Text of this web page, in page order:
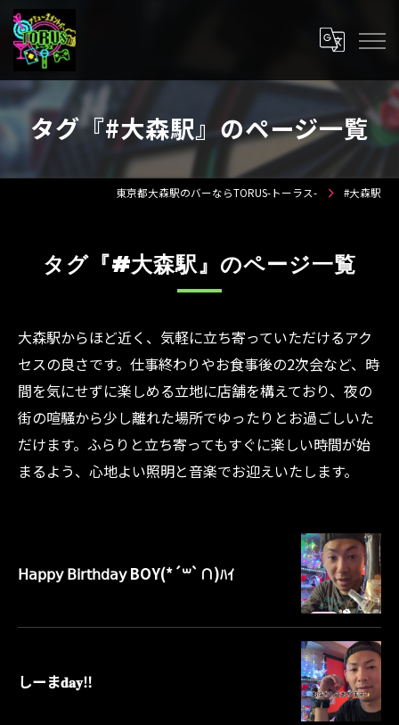
タグ『#大森駅』のページ一覧
東京都大森駅のバーならTORUS-トーラス- #大森駅
タグ『#大森駅』のページ一覧
大森駅からほど近く、気軽に立ち寄っていただけるアク
セスの良さです。仕事終わりやお食事後の2次会など、時
間を気にせずに楽しめる立地に店舗を構えており、夜の
街の喧騒から少し離れた場所でゆったりとお過ごしいた
だけます。ふらりと立ち寄ってもすぐに楽しい時間が始
まるよう、心地よい照明と音楽でお迎えいたします。
𝖧𝖺𝗉𝗉𝗒 𝖡𝗂𝗋𝗍𝗁𝖽𝖺𝗒 BOY‪(*´꒳`∩)‬ﾊｲ
しーま𝐝𝐚𝐲‼️